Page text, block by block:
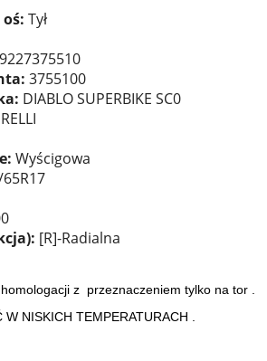
Tył
3755100
DIABLO SUPERBIKE SC0
Wyścigowa
[R]-Radialna
z przeznaczeniem tylko na tor .
NISKICH TEMPERATURACH .